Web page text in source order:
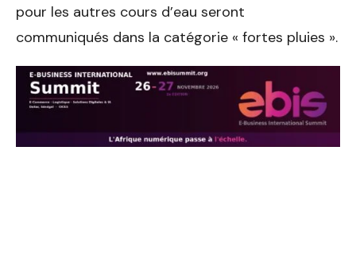
pour les autres cours d’eau seront
communiqués dans la catégorie « fortes pluies ».